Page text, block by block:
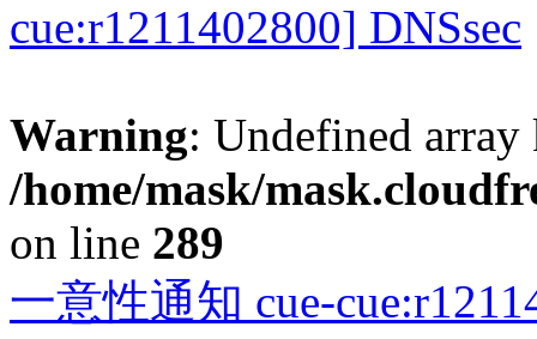
cue:r1211402800] DNSsec
Warning: Undefined
/home/mask/
on line 289
一意性通知 cue-